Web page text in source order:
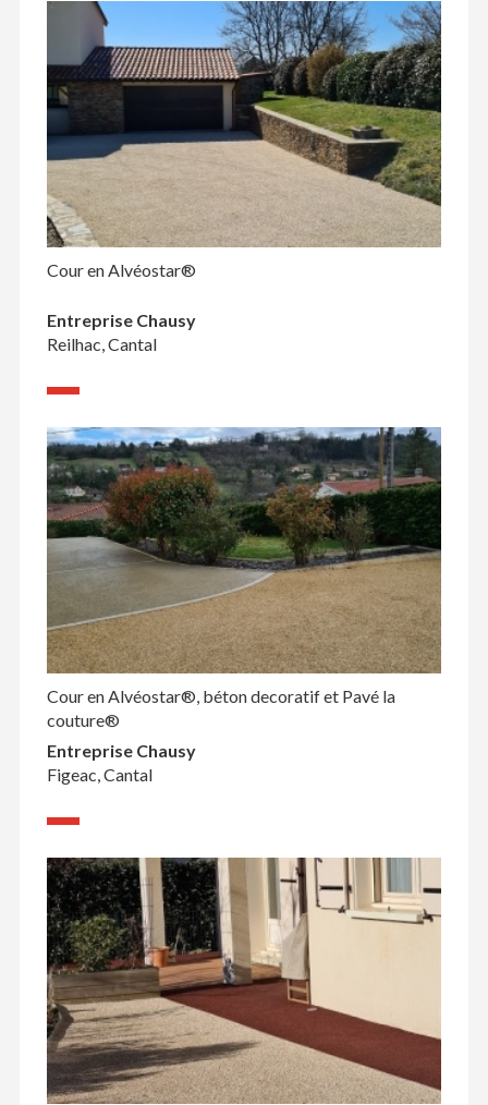
Cour en Alvéostar®
Entreprise Chausy
Reilhac, Cantal
Cour en Alvéostar®, béton decoratif et Pavé la
couture®
Entreprise Chausy
Figeac, Cantal